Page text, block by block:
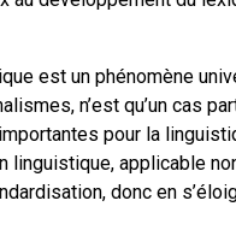
est un phénomène
n’est qu’un cas
pour la
linguistique, applicable
donc en